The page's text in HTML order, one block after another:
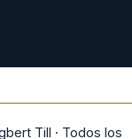
Till · Todos los